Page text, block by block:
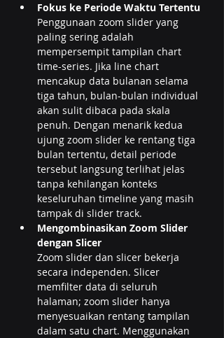
Fokus ke Periode Waktu Tertentu
Penggunaan zoom slider yang
paling sering adalah
mempersempit tampilan chart
time-series. Jika line chart
mencakup data bulanan selama
tiga tahun, bulan-bulan individual
akan sulit dibaca pada skala
penuh. Dengan menarik kedua
ujung zoom slider ke rentang tiga
bulan tertentu, detail periode
tersebut langsung terlihat jelas
tanpa kehilangan konteks
keseluruhan timeline yang masih
tampak di slider track.
Mengombinasikan Zoom Slider
dengan Slicer
Zoom slider dan slicer bekerja
secara independen. Slicer
memfilter data di seluruh
halaman; zoom slider hanya
menyesuaikan rentang tampilan
dalam satu chart. Menggunakan